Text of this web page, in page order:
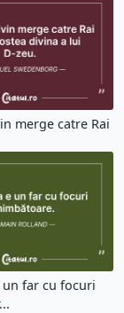
merge catre Rai
un far cu focuri